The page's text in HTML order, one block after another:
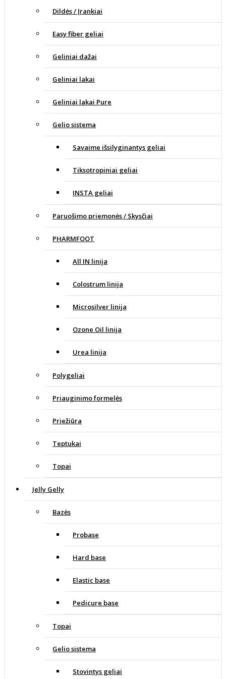
Dildės / Įrankiai
Easy fiber geliai
Geliniai dažai
Geliniai lakai
Geliniai lakai Pure
Gelio sistema
Savaime išsilyginantys geliai
Tiksotropiniai geliai
INSTA geliai
Paruošimo priemonės / Skysčiai
PHARMFOOT
All IN linija
Colostrum linija
Microsilver linija
Ozone Oil linija
Urea linija
Polygeliai
Priauginimo formelės
Priežiūra
Teptukai
Topai
Jelly Gelly
Bazės
Probase
Hard base
Elastic base
Pedicure base
Topai
Gelio sistema
Stovintys geliai